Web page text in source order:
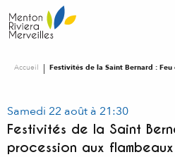
au
contenu
Accueil Festivités de la Saint Bernard :
Samedi 22 août à 21:30
Festivités de la Saint
procession aux flambeaux